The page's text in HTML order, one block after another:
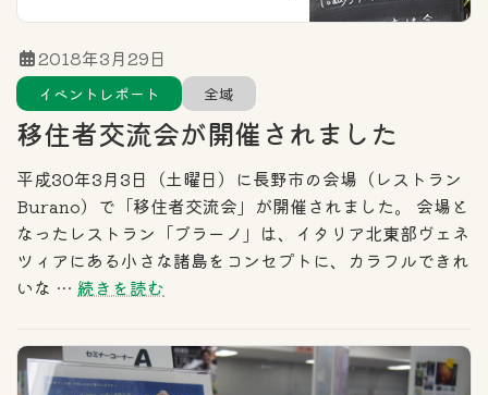
イベントレポート 全域
移住者交流会が開催されました
2018年3月29日
平成30年3月3日（土曜日）に長野市の会場（レストラン
Burano）で「移住者交流会」が開催されました。 会場と
なったレストラン「ブラーノ」は、イタリア北東部ヴェネ
ツィアにある小さな諸島をコンセプトに、カラフルできれ
いな … 続きを読む